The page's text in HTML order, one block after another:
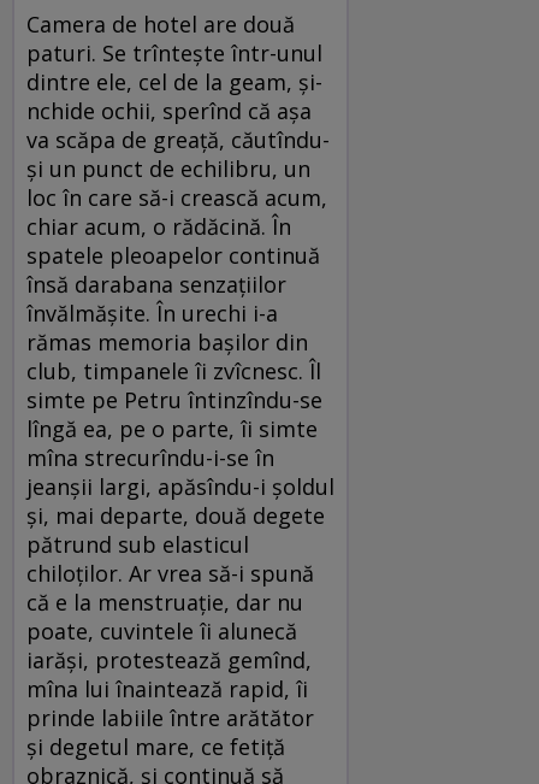
Camera de hotel are două
paturi. Se trînteşte într-unul
dintre ele, cel de la geam, şi-
nchide ochii, sperînd că aşa
va scăpa de greaţă, căutîndu-
şi un punct de echilibru, un
loc în care să-i crească acum,
chiar acum, o rădăcină. În
spatele pleoapelor continuă
însă darabana senzaţiilor
învălmăşite. În urechi i-a
rămas memoria başilor din
club, timpanele îi zvîcnesc. Îl
simte pe Petru întinzîndu-se
lîngă ea, pe o parte, îi simte
mîna strecurîndu-i-se în
jeanșii largi, apăsîndu-i şoldul
şi, mai departe, două degete
pătrund sub elasticul
chiloţilor. Ar vrea să-i spună
că e la menstruaţie, dar nu
poate, cuvintele îi alunecă
iarăşi, protestează gemînd,
mîna lui înaintează rapid, îi
prinde labiile între arătător
şi degetul mare, ce fetiţă
obraznică, şi continuă să